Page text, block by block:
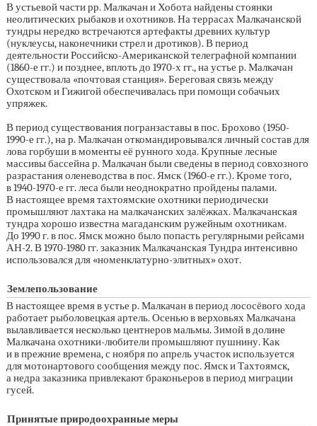
В устьевой части рр. Малкачан и Хобота найдены стоянки
неолитических рыбаков и охотников. На террасах Малкачанской
тундры нередко встречаются артефакты древних культур
(нуклеусы, наконечники стрел и дротиков). В период
деятельности Российско-Американской телеграфной компании
(1860-е гг.) и позднее, вплоть до 1970-хгг., на устье р. Малкачан
существовала «почтовая станция». Береговая связь между
Охотском и Гижигой обеспечивалась при помощи собачьих
упряжек.
В период существования погранзаставы в пос. Брохово (1950-
1990-е гг.), на р. Малкачан откомандировывался личный состав для
лова горбуши в моменты её рунного хода. Крупные лесные
массивы бассейна р. Малкачан были сведены в период совхозного
разрастания оленеводства в пос. Ямск (1960-е гг.). Кроме того,
в 1940-1970-е гг. леса были неоднократно пройдены палами.
В настоящее время тахтоямские охотники периодически
промышляют лахтака на малкачанских залёжках. Малкачанская
тундра хорошо известна магаданским ружейным охотникам.
До 1990 г. в пос. Ямск можно было попасть регулярными рейсами
АН-2. В1970-1980 гг.заказник Малкачанская Тундра интенсивно
использовался для «номенклатурно-элитных» охот.
Землепользование
В настоящее время в устье р. Малкачан в период лососёвого хода
работает рыболовецкая артель. Осенью в верховьях Малкачана
вылавливается несколько центнеров мальмы. Зимой в долине
Малкачана охотники-любители промышляют пушнину. Как
и в прежние времена, с ноября по апрель участок используется
для мотонартового сообщения между пос. Ямск и Тахтоямск,
а недра заказника привлекают браконьеров в период миграции
гусей.
Принятые природоохранные меры